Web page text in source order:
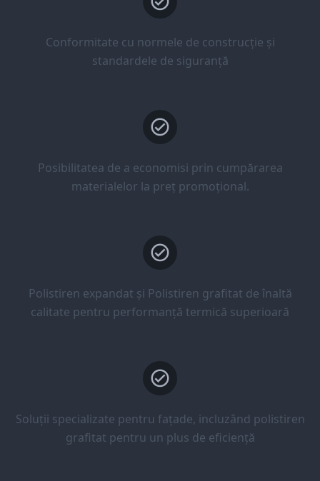
Conformitate cu normele de construcție și
standardele de siguranță
Posibilitatea de a economisi prin cumpărarea
materialelor la preț promoțional.
Polistiren expandat și Polistiren grafitat de înaltă
calitate pentru performanță termică superioară
Soluții specializate pentru fațade, incluzând polistiren
grafitat pentru un plus de eficiență